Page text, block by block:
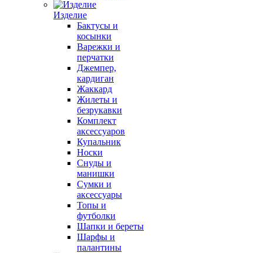
Изделие
Бактусы и
косынки
Варежки и
перчатки
Джемпер,
кардиган
Жаккард
Жилеты и
безрукавки
Комплект
аксессуаров
Купальник
Носки
Снуды и
манишки
Сумки и
аксессуары
Топы и
футболки
Шапки и береты
Шарфы и
палантины